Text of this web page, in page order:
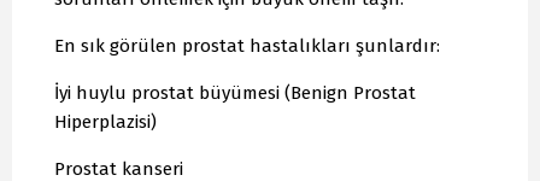
En sık görülen prostat hastalıkları şunlardır:
İyi huylu prostat büyümesi (Benign Prostat
Hiperplazisi)
Prostat kanseri